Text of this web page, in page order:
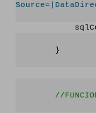
        }
//